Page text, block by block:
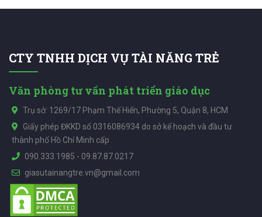
CTY TNHH DỊCH VỤ TÀI NĂNG TRẺ
Văn phòng tư vấn phát triển giáo dục
Trụ sở: 1269/17 Phạm Thế Hiển, Phường 5, Quận 8, HCM
Giấy phép ĐKKD số 0316086934 do sở kế hoạch và đầu tư
thành phố Hồ Chí Minh cấp
090.333.1985 - 09.87.87.0217
giasutainangtre.vn@gmail.com